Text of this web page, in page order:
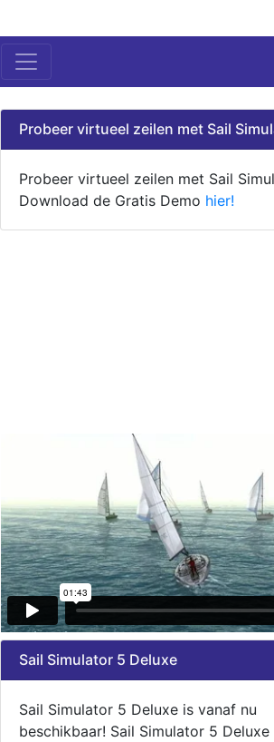
Probeer virtueel zeilen met Sail
Probeer virtueel zeilen met Sail
Download de Gratis Demo hier!
Sail Simulator 5 Deluxe
Sail Simulator 5 Deluxe is vanaf nu
beschikbaar! Sail Simulator 5